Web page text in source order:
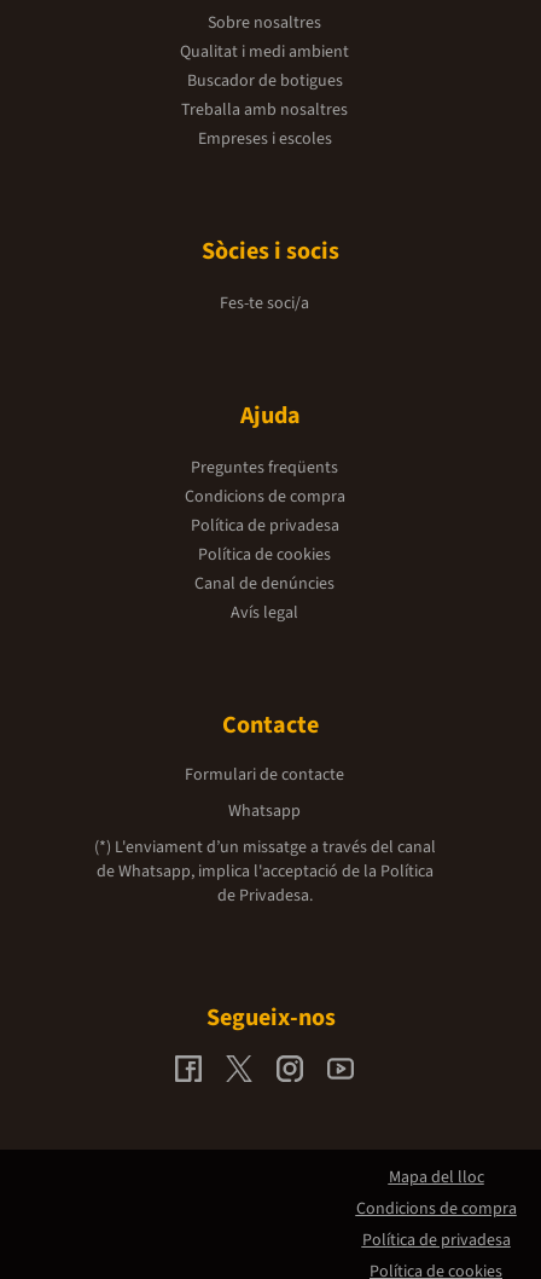
Sobre nosaltres
Qualitat i medi ambient
Buscador de botigues
Treballa amb nosaltres
Empreses i escoles
Sòcies i socis
Fes-te soci/a
Ajuda
Preguntes freqüents
Condicions de compra
Política de privadesa
Política de cookies
Canal de denúncies
Avís legal
Contacte
Formulari de contacte
Whatsapp
(*) L'enviament d’un missatge a través del canal
de Whatsapp, implica l'acceptació de la Política
de Privadesa.
Segueix-nos
Mapa del lloc
Condicions de compra
Política de privadesa
Política de cookies